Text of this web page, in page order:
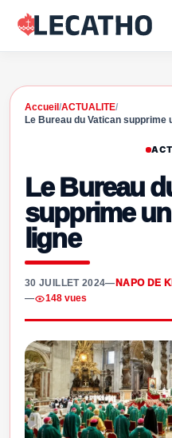
Accueil /ACTUALITE/
Le Bureau du Vatican supprime
Le Bureau
supprime
ligne
30 JUILLET 2024— NAPO DE
—
148 vues